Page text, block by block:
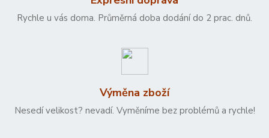
Rychle u vás doma. Průměrná doba dodání do 2 prac. dnů.
Výměna zboží
Nesedí velikost? nevadí. Vyměníme bez problémů a rychle!